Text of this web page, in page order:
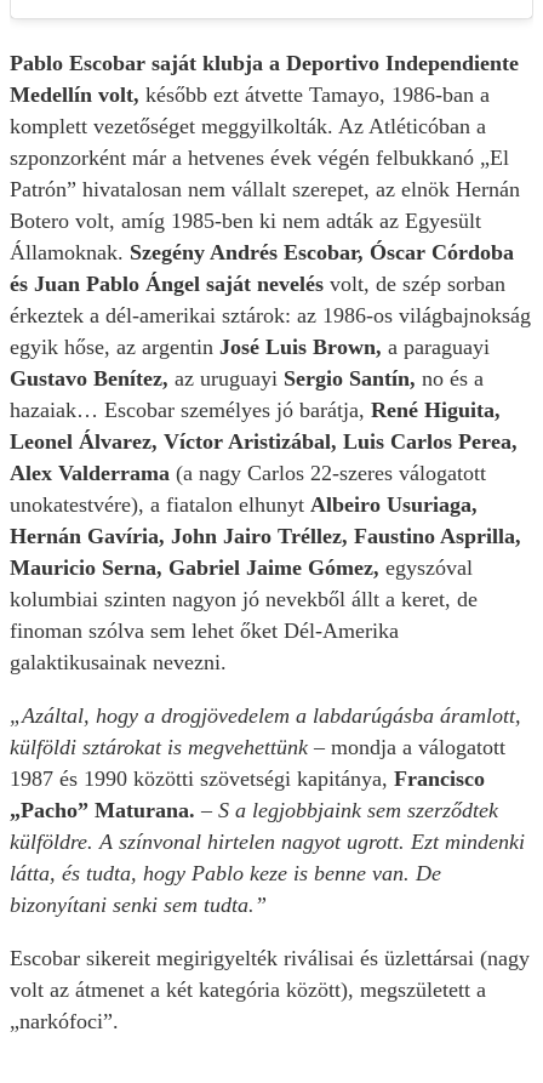
Pablo Escobar saját klubja a Deportivo Independiente
Medellín volt, később ezt átvette Tamayo, 1986-ban a
komplett vezetőséget meggyilkolták. Az Atléticóban a
szponzorként már a hetvenes évek végén felbukkanó „El
Patrón” hivatalosan nem vállalt szerepet, az elnök Hernán
Botero volt, amíg 1985-ben ki nem adták az Egyesült
Államoknak. Szegény Andrés Escobar, Óscar Córdoba
és Juan Pablo Ángel saját nevelés volt, de szép sorban
érkeztek a dél-amerikai sztárok: az 1986-os világbajnokság
egyik hőse, az argentin José Luis Brown, a paraguayi
Gustavo Benítez, az uruguayi Sergio Santín, no és a
hazaiak… Escobar személyes jó barátja, René Higuita,
Leonel Álvarez, Víctor Aristizábal, Luis Carlos Perea,
Alex Valderrama (a nagy Carlos 22-szeres válogatott
unokatestvére), a fiatalon elhunyt Albeiro Usuriaga,
Hernán Gavíria, John Jairo Tréllez, Faustino Asprilla,
Mauricio Serna, Gabriel Jaime Gómez, egyszóval
kolumbiai szinten nagyon jó nevekből állt a keret, de
finoman szólva sem lehet őket Dél-Amerika
galaktikusainak nevezni.
„Azáltal, hogy a drogjövedelem a labdarúgásba áramlott,
külföldi sztárokat is megvehettünk – mondja a válogatott
1987 és 1990 közötti szövetségi kapitánya, Francisco
„Pacho” Maturana. – S a legjobbjaink sem szerződtek
külföldre. A színvonal hirtelen nagyot ugrott. Ezt mindenki
látta, és tudta, hogy Pablo keze is benne van. De
bizonyítani senki sem tudta.”
Escobar sikereit megirigyelték riválisai és üzlettársai (nagy
volt az átmenet a két kategória között), megszületett a
„narkófoci”.